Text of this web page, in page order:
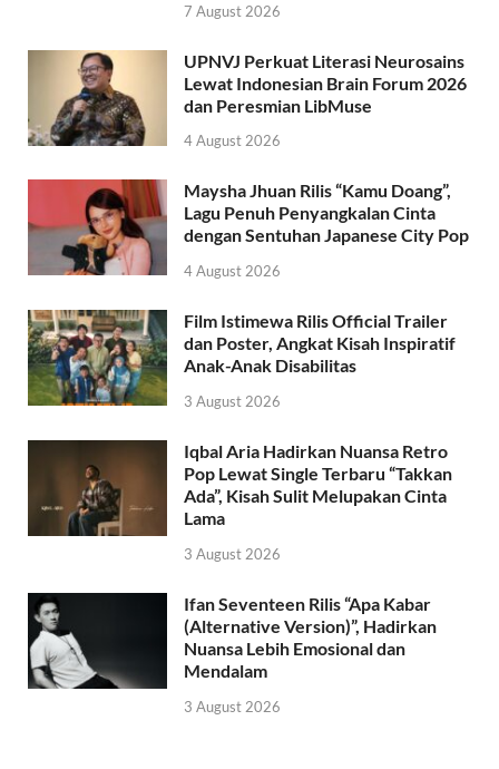
7 August 2026
UPNVJ Perkuat Literasi Neurosains
Lewat Indonesian Brain Forum 2026
dan Peresmian LibMuse
4 August 2026
Maysha Jhuan Rilis “Kamu Doang”,
Lagu Penuh Penyangkalan Cinta
dengan Sentuhan Japanese City Pop
4 August 2026
Film Istimewa Rilis Official Trailer
dan Poster, Angkat Kisah Inspiratif
Anak-Anak Disabilitas
3 August 2026
Iqbal Aria Hadirkan Nuansa Retro
Pop Lewat Single Terbaru “Takkan
Ada”, Kisah Sulit Melupakan Cinta
Lama
3 August 2026
Ifan Seventeen Rilis “Apa Kabar
(Alternative Version)”, Hadirkan
Nuansa Lebih Emosional dan
Mendalam
3 August 2026